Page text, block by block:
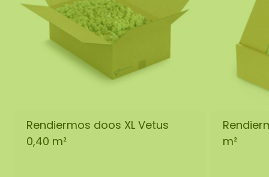
Rendiermos doos XL Vetus
0,40 m²
m²